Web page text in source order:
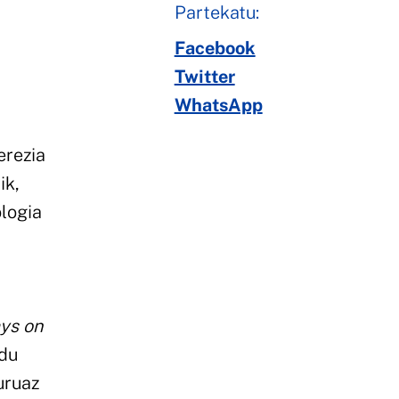
on
Partekatu:
Facebook
Twitter
WhatsApp